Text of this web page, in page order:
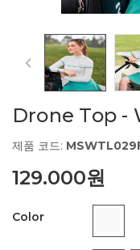
Drone Top
제품 코드:
129.000원
Color